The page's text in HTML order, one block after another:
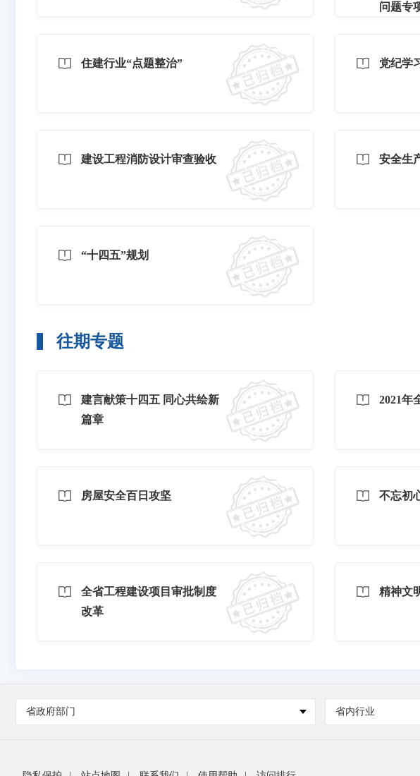
问题专
住建行业“点题整治” 党纪学
建设工程消防设计审查验收 安全生
“十四五”规划
往期专题
建言献策十四五 同心共绘新
篇章
2021年
房屋安全百日攻坚 不忘初
全省工程建设项目审批制度
改革
精神文
省政府部门 省内行业